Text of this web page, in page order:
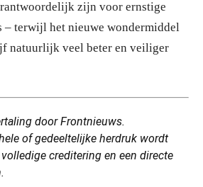
zijn voor ernstige
– terwijl het nieuwe wondermiddel
natuurlijk veel beter en veiliger
door Frontnieuws.
of gedeeltelijke herdruk wordt
creditering en een directe